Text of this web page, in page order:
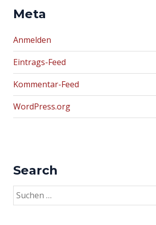
Meta
Anmelden
Eintrags-Feed
Kommentar-Feed
WordPress.org
Search
Suchen
nach: